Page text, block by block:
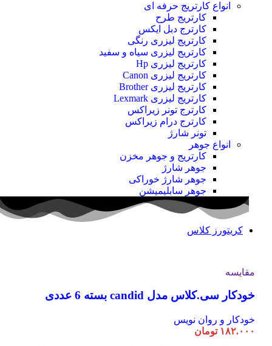
انواع کارتریج حرفه ای
کارتریج طرح
کارترج دبل ایکس
کارتریج لیزری رنگی
کارتریج لیزری سیاه و سفید
کارتریج لیزری Hp
کارتریج لیزری Canon
کارتریج لیزری Brother
کارتریج لیزری Lexmark
کارترج تونر زیراکس
کارترج درام زیراکس
تونر شارژ
انواع جوهر
کارتریج و جوهر مخزن
جوهر شارژ
جوهر شارژ خوراکی
جوهر سابلیمیشن
کریتورز کلاس
مقایسه
خودکار سی.کلاس مدل candid بسته 6 عددی
خودکار و روان نویس
۱۸۲.۰۰۰ تومان